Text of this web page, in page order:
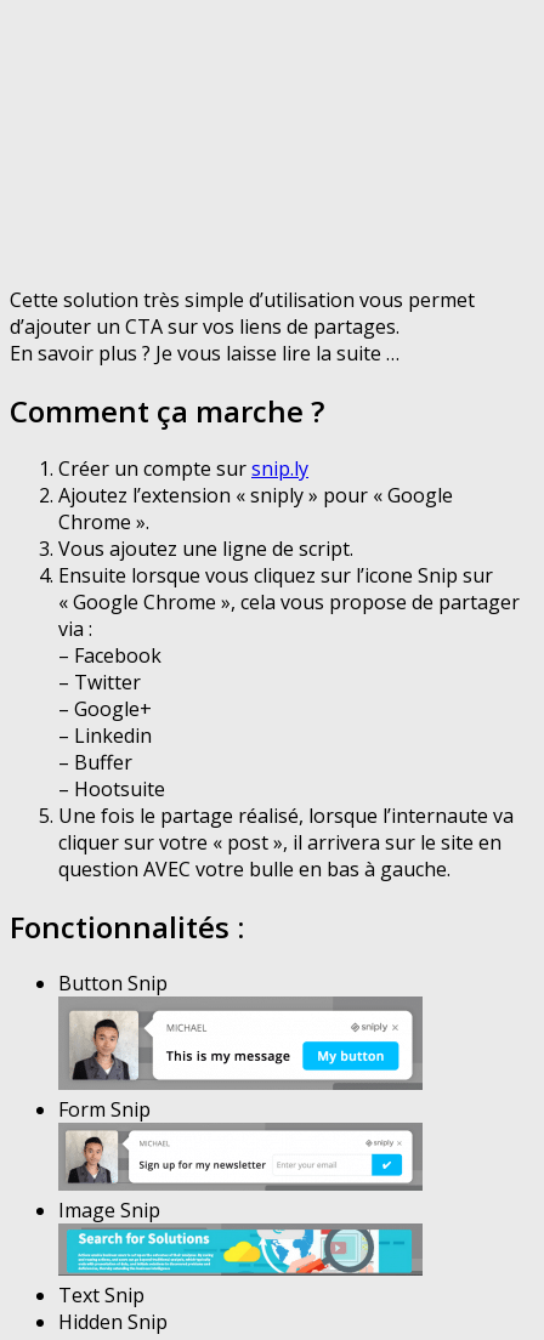
Cette solution très simple d’utilisation vous permet
d’ajouter un CTA sur vos liens de partages.
En savoir plus ? Je vous laisse lire la suite …
Comment ça marche ?
Créer un compte sursnip.ly
Ajoutez l’extension « sniply » pour « Google
Chrome ».
Vous ajoutez une ligne de script.
Ensuite lorsque vous cliquez sur l’icone Snip sur
« Google Chrome », cela vous propose de partager
via :
– Facebook
– Twitter
– Google+
– Linkedin
– Buffer
– Hootsuite
Une fois le partage réalisé, lorsque l’internaute va
cliquer sur votre « post », il arrivera sur le site en
question AVEC votre bulle en bas à gauche.
Fonctionnalités :
Button Snip
Form Snip
Image Snip
Text Snip
Hidden Snip